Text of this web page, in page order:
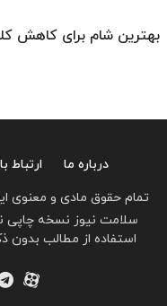
بهترین شام برای کاهش
درباره ما ارتباط
تمام حقوق مادی و معنوی
سلامت نیوز نسخه چاپی
استفاده از مطالب بدون